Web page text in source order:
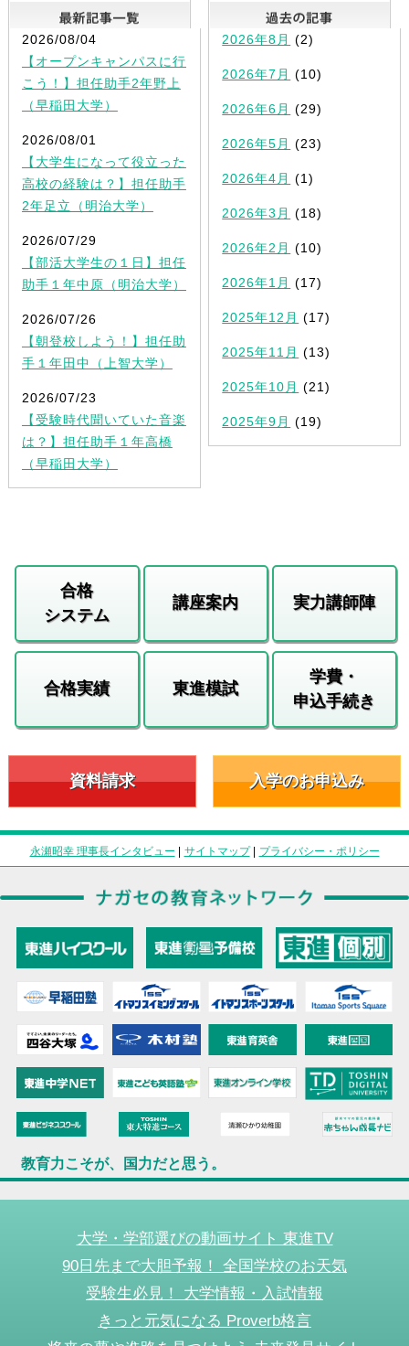
最新記事一覧
2026/08/04
【オープンキャンパスに行
こう！】担任助手2年野上
（早稲田大学）
2026/08/01
【大学生になって役立った
高校の経験は？】担任助手
2年足立（明治大学）
2026/07/29
【部活大学生の１日】担任
助手１年中原（明治大学）
2026/07/26
【朝登校しよう！】担任助
手１年田中（上智大学）
2026/07/23
【受験時代聞いていた音楽
は？】担任助手１年高橋
（早稲田大学）
2026年8月 (2)
2026年7月 (10)
2026年6月 (29)
2026年5月 (23)
2026年4月 (1)
2026年3月 (18)
2026年2月 (10)
2026年1月 (17)
2025年12月 (17)
2025年11月 (13)
2025年10月 (21)
2025年9月 (19)
合格
システム
講座案内 実力講師陣
合格実績 東進模試
学費・
申込手続き
資料請求 入学のお申込み
永瀬昭幸 理事長インタビュー | サイトマップ| プライバシー・ポリシー
教育力こそが、国力だと思う。
大学・学部選びの動画サイト 東進TV
90日先まで大胆予報！ 全国学校のお天気
受験生必見！ 大学情報・入試情報
きっと元気になる Proverb格言